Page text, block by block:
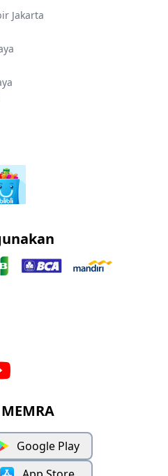
Jakarta
Google Play